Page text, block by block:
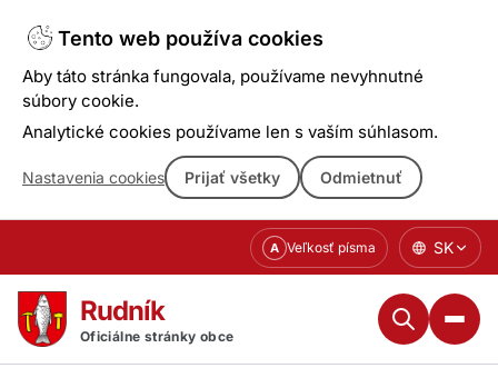
Tento web používa cookies
Aby táto stránka fungovala, používame nevyhnutné
súbory cookie.
Analytické cookies používame len s vaším súhlasom.
Nastavenia cookies Prijať všetky Odmietnuť
obsahu
A Veľkosť písma SK
Rudník
Oficiálne stránky obce